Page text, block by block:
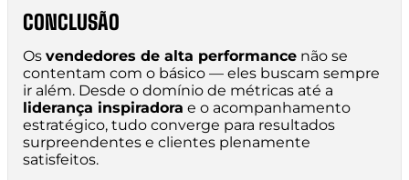
CONCLUSÃO
Os vendedores de alta performance não se
contentam com o básico — eles buscam sempre
ir além. Desde o domínio de métricas até a
liderança inspiradora e o acompanhamento
estratégico, tudo converge para resultados
surpreendentes e clientes plenamente
satisfeitos.